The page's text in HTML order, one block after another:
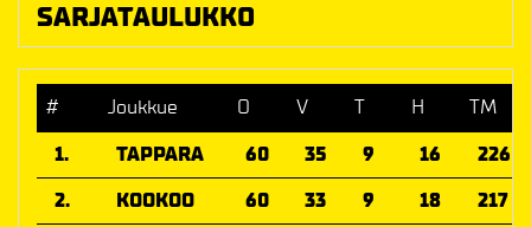
SARJATAULUKKO
# Joukkue O V T H
TM
1.
TAPPARA 60 35 9 16
226
2.
KOOKOO 60 33 9 18
217